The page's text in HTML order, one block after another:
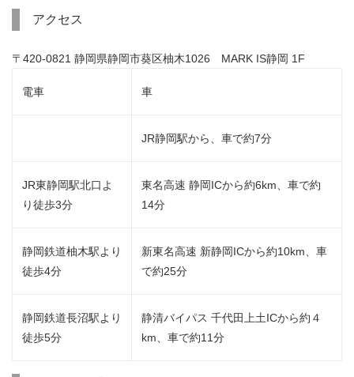
アクセス
〒420-0821 静岡県静岡市葵区柚木1026 MARK IS静岡 1F
電車 車
JR静岡駅から、車で約7分
JR東静岡駅北口よ
り徒歩3分
東名高速 静岡ICから約6km、車で約
14分
静岡鉄道柚木駅より
徒歩4分
新東名高速 新静岡ICから約10km、車
で約25分
静岡鉄道長沼駅より
徒歩5分
静清バイパス 千代田上土ICから約４
km、車で約11分